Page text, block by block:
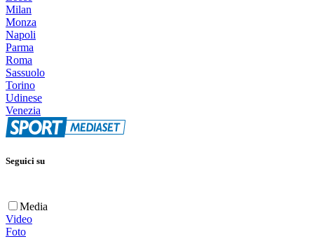
Milan
Monza
Napoli
Parma
Roma
Sassuolo
Torino
Udinese
Venezia
Seguici su
Media
Video
Foto